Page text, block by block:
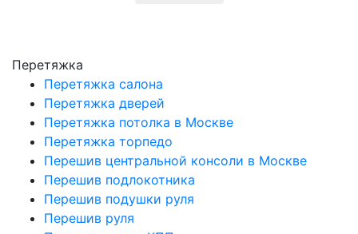
Перетяжка
Перетяжка салона
Перетяжка дверей
Перетяжка потолка в Москве
Перетяжка торпедо
Перешив центральной консоли в Москве
Перешив подлокотника
Перешив подушки руля
Перешив руля